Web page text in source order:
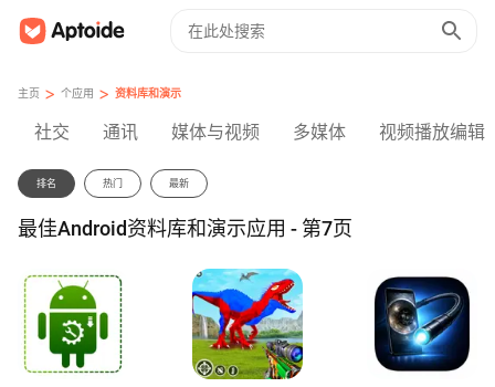
主页 > 个应用 > 资料库和演示
社交 通讯 媒体与视频 多媒体 视频播放编辑
排名 热门 最新
最佳Android资料库和演示应用 - 第7页